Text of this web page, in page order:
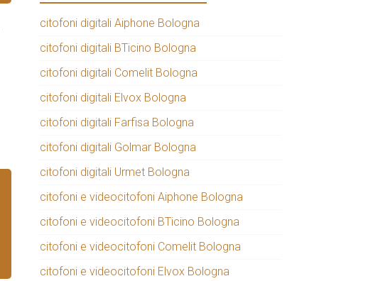
citofoni digitali Aiphone Bologna
citofoni digitali BTicino Bologna
citofoni digitali Comelit Bologna
citofoni digitali Elvox Bologna
citofoni digitali Farfisa Bologna
citofoni digitali Golmar Bologna
citofoni digitali Urmet Bologna
citofoni e videocitofoni Aiphone Bologna
citofoni e videocitofoni BTicino Bologna
citofoni e videocitofoni Comelit Bologna
citofoni e videocitofoni Elvox Bologna